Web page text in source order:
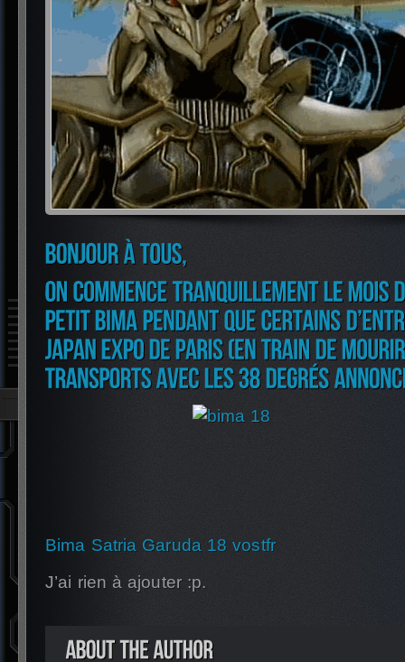
Bima Satria Garuda 18 vostfr
J’ai rien à ajouter :p.